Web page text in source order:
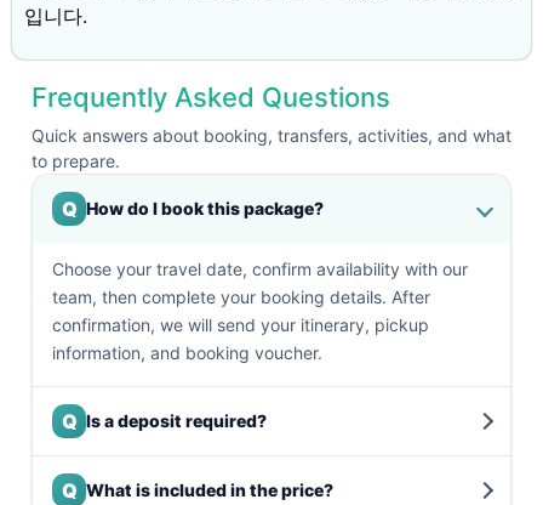
입니다.
Frequently Asked Questions
Quick answers about booking, transfers, activities, and what
to prepare.
Q How do I book this package?
Choose your travel date, confirm availability with our
team, then complete your booking details. After
confirmation, we will send your itinerary, pickup
information, and booking voucher.
Q Is a deposit required?
Q What is included in the price?